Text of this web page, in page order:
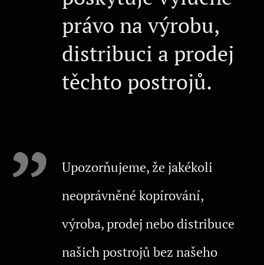
právo na výrobu,
distribuci a prodej
těchto postrojů.
Upozorňujeme, že jakékoli
neoprávněné kopírování,
výroba, prodej nebo distribuce
našich postrojů bez našeho